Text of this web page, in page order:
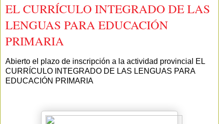
EL CURRÍCULO INTEGRADO DE LAS
LENGUAS PARA EDUCACIÓN
PRIMARIA
Abierto el plazo de inscripción a la actividad provincial EL
CURRÍCULO INTEGRADO DE LAS LENGUAS PARA
EDUCACIÓN PRIMARIA